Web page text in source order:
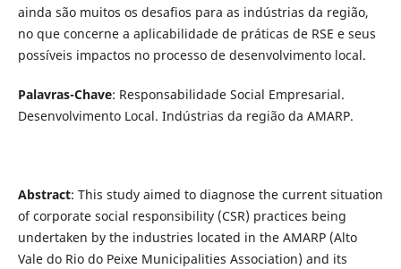
ainda são muitos os desafios para as indústrias da região,
no que concerne a aplicabilidade de práticas de RSE e seus
possíveis impactos no processo de desenvolvimento local.
Palavras-Chave: Responsabilidade Social Empresarial.
Desenvolvimento Local. Indústrias da região da AMARP.
Abstract: This study aimed to diagnose the current situation
of corporate social responsibility (CSR) practices being
undertaken by the industries located in the AMARP (Alto
Vale do Rio do Peixe Municipalities Association) and its